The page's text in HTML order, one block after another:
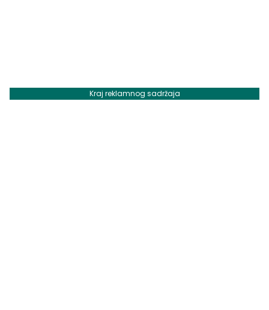
Kraj reklamnog sadržaja